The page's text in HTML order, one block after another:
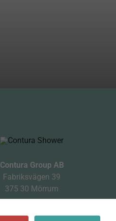
Contura Group AB
Fabriksvägen 39
375 30 Mörrum